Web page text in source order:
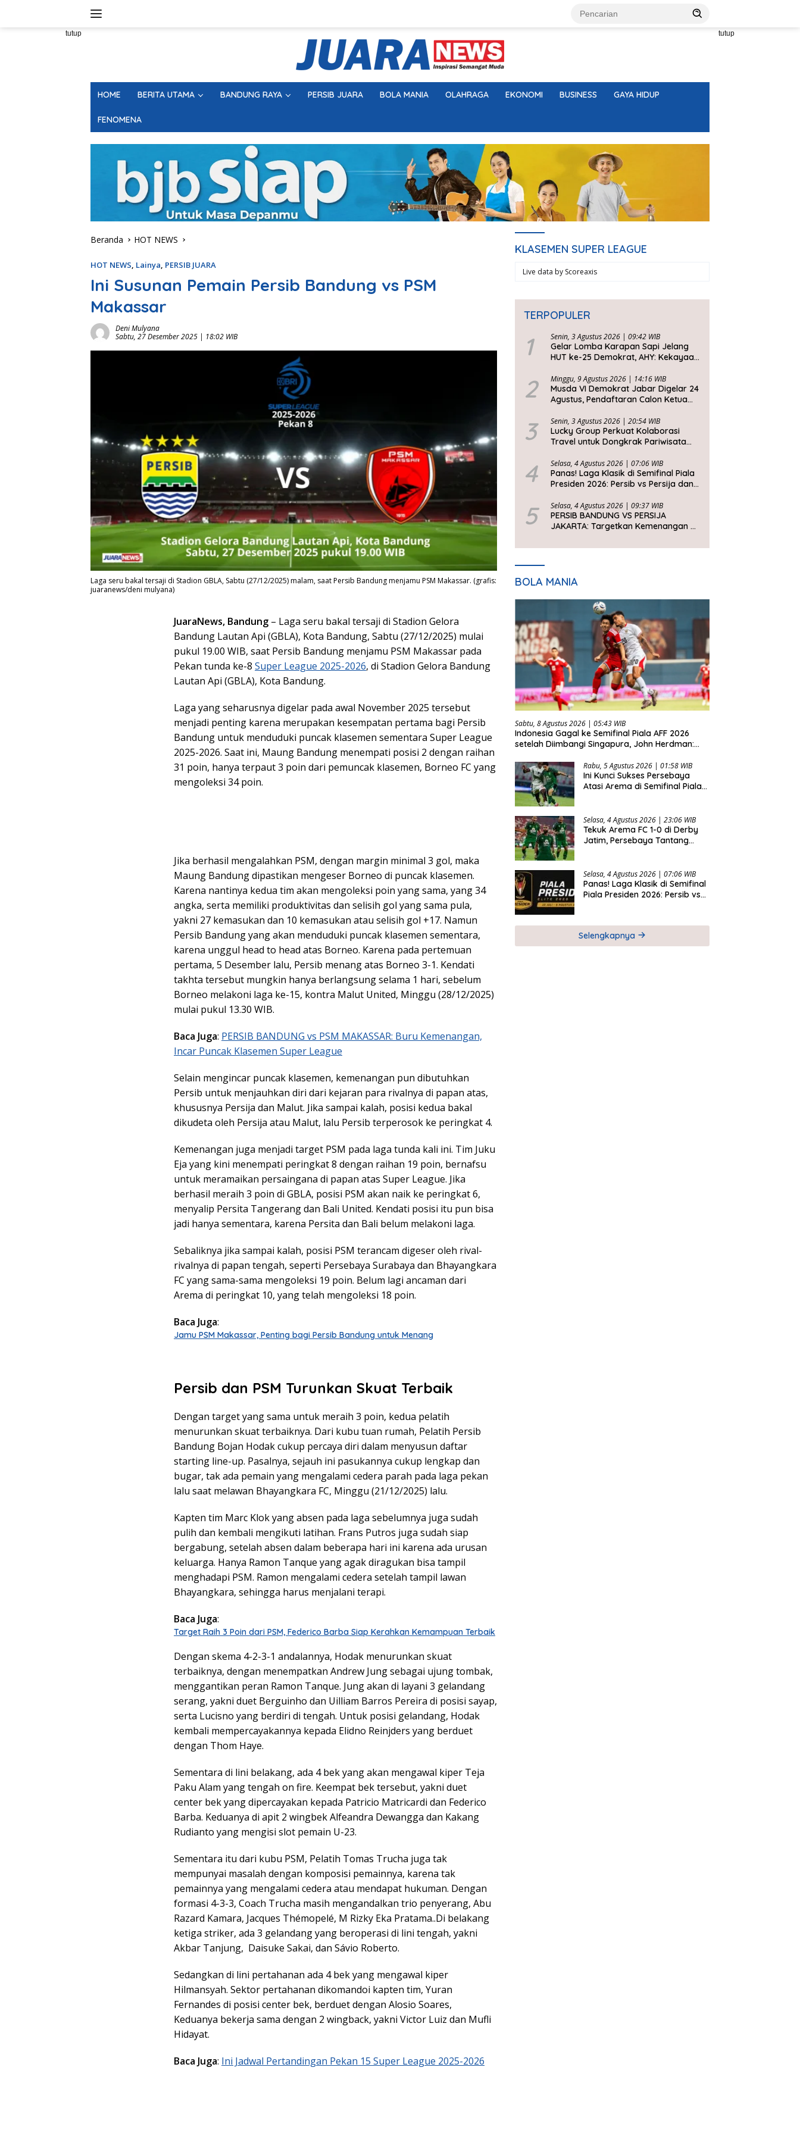
tutup tutup
HOME BERITA UTAMA BANDUNG RAYA PERSIB JUARA BOLA MANIA OLAHRAGA EKONOMI BUSINESS GAYA HIDUP
FENOMENA
Beranda HOT NEWS
HOT NEWS, Lainya, PERSIB JUARA
Ini Susunan Pemain Persib Bandung vs PSM
Makassar
Deni Mulyana
Sabtu, 27 Desember 2025 | 18:02 WIB
Laga seru bakal tersaji di Stadion GBLA, Sabtu (27/12/2025) malam, saat Persib Bandung menjamu PSM Makassar. (grafis:
juaranews/deni mulyana)
JuaraNews, Bandung – Laga seru bakal tersaji di Stadion Gelora
Bandung Lautan Api (GBLA), Kota Bandung, Sabtu (27/12/2025) mulai
pukul 19.00 WIB, saat Persib Bandung menjamu PSM Makassar pada
Pekan tunda ke-8 Super League 2025-2026, di Stadion Gelora Bandung
Lautan Api (GBLA), Kota Bandung.
Laga yang seharusnya digelar pada awal November 2025 tersebut
menjadi penting karena merupakan kesempatan pertama bagi Persib
Bandung untuk menduduki puncak klasemen sementara Super League
2025-2026. Saat ini, Maung Bandung menempati posisi 2 dengan raihan
31 poin, hanya terpaut 3 poin dari pemuncak klasemen, Borneo FC yang
mengoleksi 34 poin.
Jika berhasil mengalahkan PSM, dengan margin minimal 3 gol, maka
Maung Bandung dipastikan mengeser Borneo di puncak klasemen.
Karena nantinya kedua tim akan mengoleksi poin yang sama, yang 34
angka, serta memiliki produktivitas dan selisih gol yang sama pula,
yakni 27 kemasukan dan 10 kemasukan atau selisih gol +17. Namun
Persib Bandung yang akan menduduki puncak klasemen sementara,
karena unggul head to head atas Borneo. Karena pada pertemuan
pertama, 5 Desember lalu, Persib menang atas Borneo 3-1. Kendati
takhta tersebut mungkin hanya berlangsung selama 1 hari, sebelum
Borneo melakoni laga ke-15, kontra Malut United, Minggu (28/12/2025)
mulai pukul 13.30 WIB.
Baca Juga: PERSIB BANDUNG vs PSM MAKASSAR: Buru Kemenangan,
Incar Puncak Klasemen Super League
Selain mengincar puncak klasemen, kemenangan pun dibutuhkan
Persib untuk menjauhkan diri dari kejaran para rivalnya di papan atas,
khususnya Persija dan Malut. Jika sampai kalah, posisi kedua bakal
dikudeta oleh Persija atau Malut, lalu Persib terperosok ke peringkat 4.
Kemenangan juga menjadi target PSM pada laga tunda kali ini. Tim Juku
Eja yang kini menempati peringkat 8 dengan raihan 19 poin, bernafsu
untuk meramaikan persaingana di papan atas Super League. Jika
berhasil meraih 3 poin di GBLA, posisi PSM akan naik ke peringkat 6,
menyalip Persita Tangerang dan Bali United. Kendati posisi itu pun bisa
jadi hanya sementara, karena Persita dan Bali belum melakoni laga.
Sebaliknya jika sampai kalah, posisi PSM terancam digeser oleh rival-
rivalnya di papan tengah, seperti Persebaya Surabaya dan Bhayangkara
FC yang sama-sama mengoleksi 19 poin. Belum lagi ancaman dari
Arema di peringkat 10, yang telah mengoleksi 18 poin.
Baca Juga:
Jamu PSM Makassar, Penting bagi Persib Bandung untuk Menang
Persib dan PSM Turunkan Skuat Terbaik
Dengan target yang sama untuk meraih 3 poin, kedua pelatih
menurunkan skuat terbaiknya. Dari kubu tuan rumah, Pelatih Persib
Bandung Bojan Hodak cukup percaya diri dalam menyusun daftar
starting line-up. Pasalnya, sejauh ini pasukannya cukup lengkap dan
bugar, tak ada pemain yang mengalami cedera parah pada laga pekan
lalu saat melawan Bhayangkara FC, Minggu (21/12/2025) lalu.
Kapten tim Marc Klok yang absen pada laga sebelumnya juga sudah
pulih dan kembali mengikuti latihan. Frans Putros juga sudah siap
bergabung, setelah absen dalam beberapa hari ini karena ada urusan
keluarga. Hanya Ramon Tanque yang agak diragukan bisa tampil
menghadapi PSM. Ramon mengalami cedera setelah tampil lawan
Bhayangkara, sehingga harus menjalani terapi.
Baca Juga:
Target Raih 3 Poin dari PSM, Federico Barba Siap Kerahkan Kemampuan Terbaik
Dengan skema 4-2-3-1 andalannya, Hodak menurunkan skuat
terbaiknya, dengan menempatkan Andrew Jung sebagai ujung tombak,
menggantikan peran Ramon Tanque. Jung akan di layani 3 gelandang
serang, yakni duet Berguinho dan Uilliam Barros Pereira di posisi sayap,
serta Lucisno yang berdiri di tengah. Untuk posisi gelandang, Hodak
kembali mempercayakannya kepada Elidno Reinjders yang berduet
dengan Thom Haye.
Sementara di lini belakang, ada 4 bek yang akan mengawal kiper Teja
Paku Alam yang tengah on fire. Keempat bek tersebut, yakni duet
center bek yang dipercayakan kepada Patricio Matricardi dan Federico
Barba. Keduanya di apit 2 wingbek Alfeandra Dewangga dan Kakang
Rudianto yang mengisi slot pemain U-23.
Sementara itu dari kubu PSM, Pelatih Tomas Trucha juga tak
mempunyai masalah dengan komposisi pemainnya, karena tak
pemainnya yang mengalami cedera atau mendapat hukuman. Dengan
formasi 4-3-3, Coach Trucha masih mengandalkan trio penyerang, Abu
Razard Kamara, Jacques Thémopelé, M Rizky Eka Pratama..Di belakang
ketiga striker, ada 3 gelandang yang beroperasi di lini tengah, yakni
Akbar Tanjung, Daisuke Sakai, dan Sávio Roberto.
Sedangkan di lini pertahanan ada 4 bek yang mengawal kiper
Hilmansyah. Sektor pertahanan dikomandoi kapten tim, Yuran
Fernandes di posisi center bek, berduet dengan Alosio Soares,
Keduanya bekerja sama dengan 2 wingback, yakni Victor Luiz dan Mufli
Hidayat.
Baca Juga: Ini Jadwal Pertandingan Pekan 15 Super League 2025-2026
KLASEMEN SUPER LEAGUE
Live data by Scoreaxis
TERPOPULER
1 Senin, 3 Agustus 2026 | 09:42 WIB
Gelar Lomba Karapan Sapi Jelang
HUT ke-25 Demokrat, AHY: Kekayaan
Diwariskan
2 Minggu, 9 Agustus 2026 | 14:16 WIB
Musda VI Demokrat Jabar Digelar 24
Agustus, Pendaftaran Calon Ketua
3 Senin, 3 Agustus 2026 | 20:54 WIB
Lucky Group Perkuat Kolaborasi
Travel untuk Dongkrak Pariwisata
4 Selasa, 4 Agustus 2026 | 07:06 WIB
Panas! Laga Klasik di Semifinal Piala
Presiden 2026: Persib vs Persija dan
5 Selasa, 4 Agustus 2026 | 09:37 WIB
PERSIB BANDUNG VS PERSIJA
JAKARTA: Targetkan Kemenangan di
BOLA MANIA
Sabtu, 8 Agustus 2026 | 05:43 WIB
Indonesia Gagal ke Semifinal Piala AFF 2026
setelah Diimbangi Singapura, John Herdman:
Rabu, 5 Agustus 2026 | 01:58 WIB
Ini Kunci Sukses Persebaya
Atasi Arema di Semifinal Piala
Selasa, 4 Agustus 2026 | 23:06 WIB
Tekuk Arema FC 1-0 di Derby
Jatim, Persebaya Tantang
Selasa, 4 Agustus 2026 | 07:06 WIB
Panas! Laga Klasik di Semifinal
Piala Presiden 2026: Persib vs
Selengkapnya